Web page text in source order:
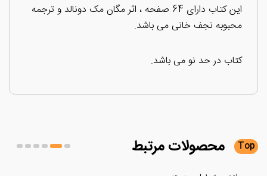
این کتاب دارای 64 صفحه ، اثر مگان مک دونالد و ترجمه
محبوبه نجف خانی می باشد.
کتاب در حد نو می باشد.
محصولاتمرتبط